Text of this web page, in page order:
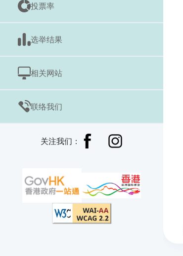
投票率
选举结果
相关网站
联络我们
关注我们：